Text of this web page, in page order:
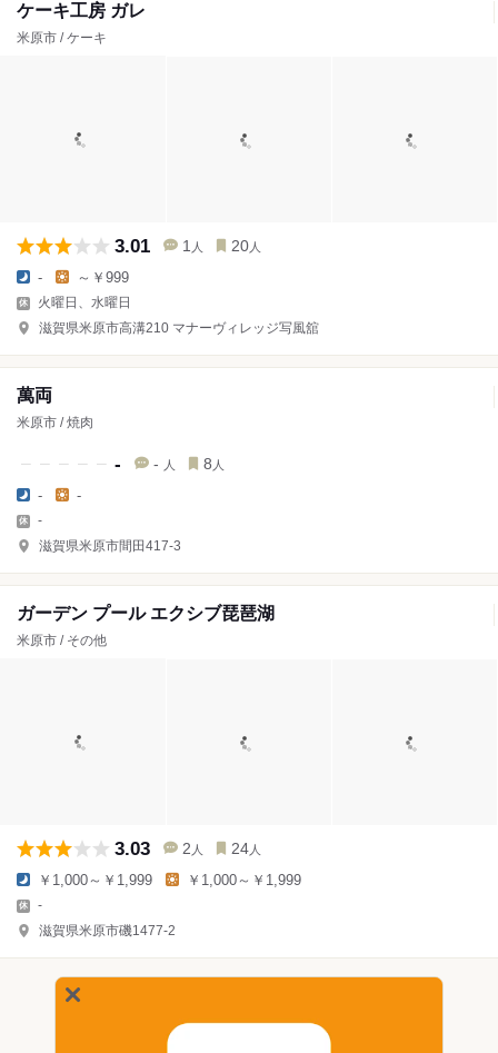
ケーキ工房 ガレ
米原市 / ケーキ
3.01 1 人 20 人
- ～￥999
火曜日、水曜日
滋賀県米原市高溝210 マナーヴィレッジ写風舘
萬両
米原市 / 焼肉
- - 人 8 人
- -
-
滋賀県米原市間田417-3
ガーデン プール エクシブ琵琶湖
米原市 / その他
3.03 2 人 24 人
￥1,000～￥1,999 ￥1,000～￥1,999
-
滋賀県米原市磯1477-2